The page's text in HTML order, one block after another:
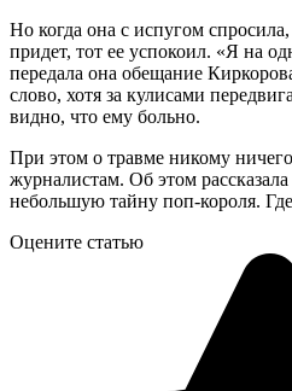
Но когда она с испугом
придет, тот ее успокоил. «Я на
передала она обещание
слово, хотя за кулисами
видно, что ему больно.
При этом о травме никому
журналистам. Об этом
небольшую тайну поп-короля.
Оцените статью